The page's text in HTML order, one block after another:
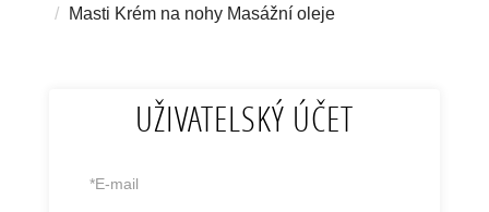
Masti Krém na nohy Masážní oleje
UŽIVATELSKÝ ÚČET